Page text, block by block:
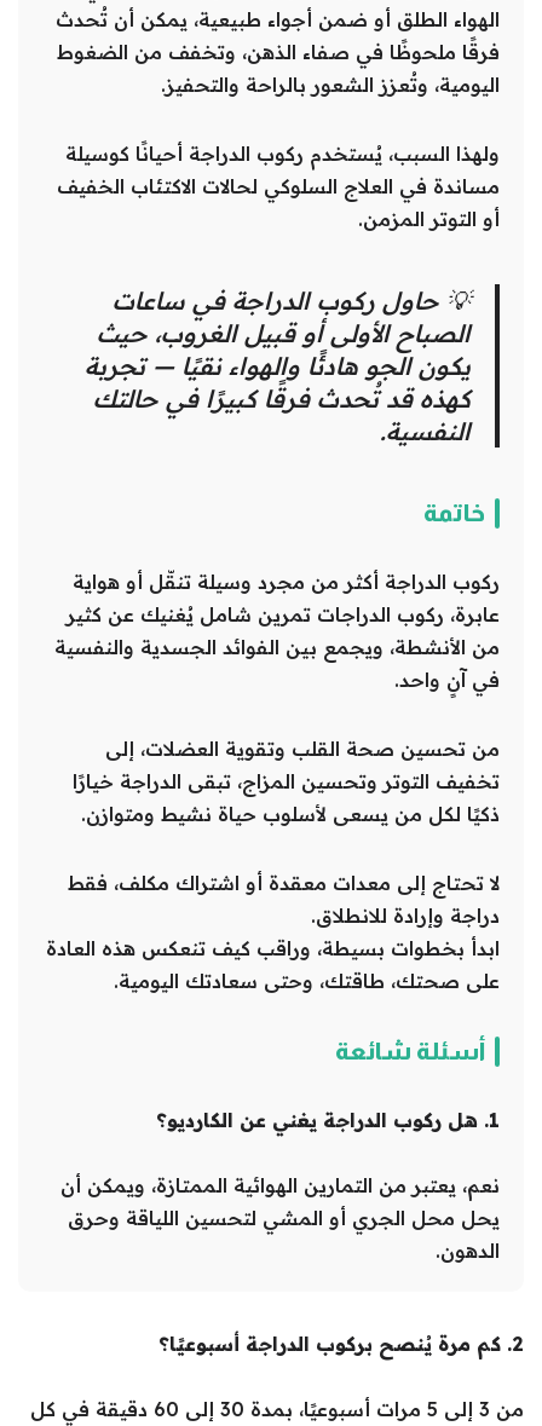
الهواء الطلق أو ضمن أجواء طبيعية، يمكن أن تُحدث
فرقًا ملحوظًا في صفاء الذهن، وتخفف من الضغوط
اليومية، وتُعزز الشعور بالراحة والتحفيز.
ولهذا السبب، يُستخدم ركوب الدراجة أحيانًا كوسيلة
مساندة في العلاج السلوكي لحالات الاكتئاب الخفيف
أو التوتر المزمن.
💡 حاول ركوب الدراجة في ساعات
الصباح الأولى أو قبيل الغروب، حيث
يكون الجو هادئًا والهواء نقيًا — تجربة
كهذه قد تُحدث فرقًا كبيرًا في حالتك
النفسية.
خاتمة
ركوب الدراجة أكثر من مجرد وسيلة تنقّل أو هواية
عابرة، ركوب الدراجات تمرين شامل يُغنيك عن كثير
من الأنشطة، ويجمع بين الفوائد الجسدية والنفسية
في آنٍ واحد.
من تحسين صحة القلب وتقوية العضلات، إلى
تخفيف التوتر وتحسين المزاج، تبقى الدراجة خيارًا
ذكيًا لكل من يسعى لأسلوب حياة نشيط ومتوازن.
لا تحتاج إلى معدات معقدة أو اشتراك مكلف، فقط
دراجة وإرادة للانطلاق.
ابدأ بخطوات بسيطة، وراقب كيف تنعكس هذه العادة
على صحتك، طاقتك، وحتى سعادتك اليومية.
أسئلة شائعة
1. هل ركوب الدراجة يغني عن الكارديو؟
نعم، يعتبر من التمارين الهوائية الممتازة، ويمكن أن
يحل محل الجري أو المشي لتحسين اللياقة وحرق
الدهون.
2. كم مرة يُنصح بركوب الدراجة أسبوعيًا؟
من 3 إلى 5 مرات أسبوعيًا، بمدة 30 إلى 60 دقيقة في كل